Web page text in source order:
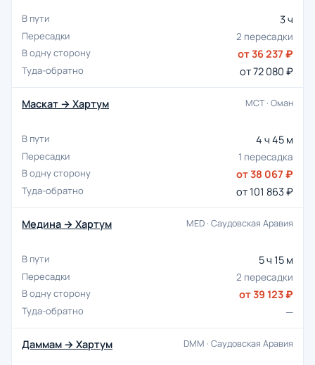
3 ч
2 пересадки
от 36 237 ₽
от 72 080 ₽
Маскат → Хартум MCT · Оман
4 ч 45 м
1 пересадка
от 38 067 ₽
от 101 863 ₽
Медина → Хартум MED · Саудовская Аравия
5 ч 15 м
2 пересадки
от 39 123 ₽
—
Даммам → Хартум DMM · Саудовская Аравия